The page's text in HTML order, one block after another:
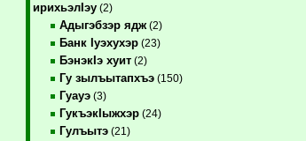
ирихьэлIэу(2)
Адыгэбзэр ядж(2)
Банк Iуэхухэр(23)
БэнэкIэ хуит(2)
Гу зылъытапхъэ(150)
Гуауэ(3)
ГукъэкIыжхэр(24)
Гулъытэ(21)